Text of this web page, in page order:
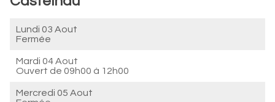
Lundi 03 Aout
Fermée
Mardi 04 Aout
Ouvert de 09h00 à 12h00
Mercredi 05 Aout